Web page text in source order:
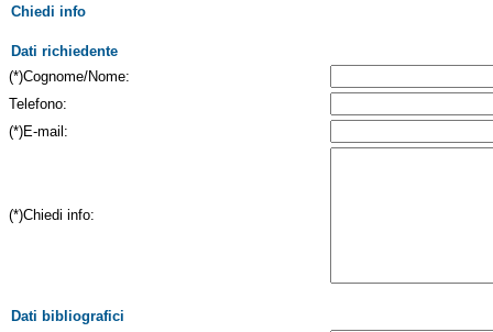
Chiedi info
Dati richiedente
(*)Cognome/Nome:
Telefono:
(*)E-mail:
(*)Chiedi info:
Dati bibliografici